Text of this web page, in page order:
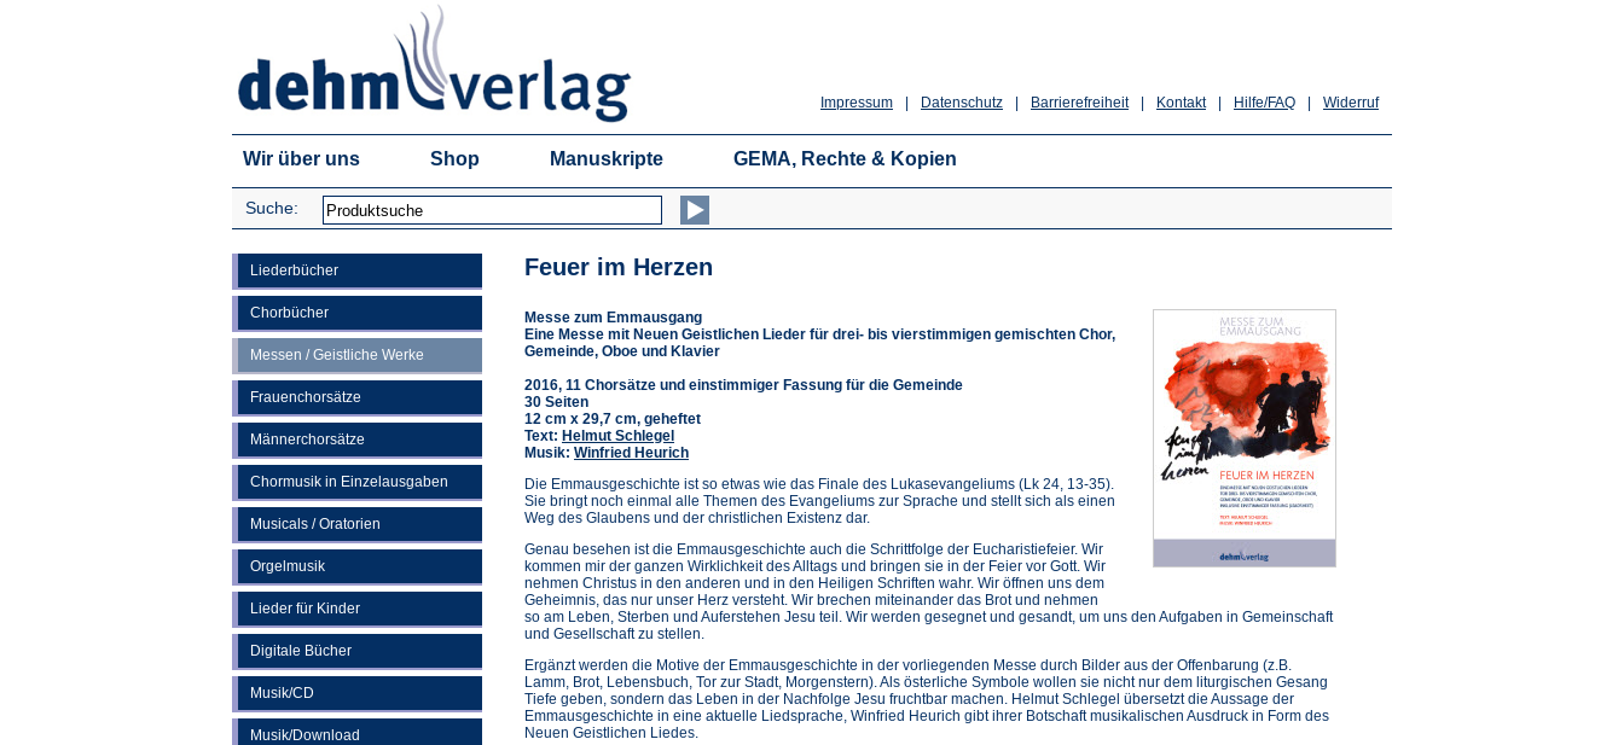
Widerruf
Hilfe/FAQ
Kontakt
Barrierefreiheit
Datenschutz
Impressum
Wir über uns Shop Manuskripte GEMA, Rechte & Kopien
Suche:
Liederbücher
Chorbücher
Messen / Geistliche Werke
Frauenchorsätze
Männerchorsätze
Chormusik in Einzelausgaben
Musicals / Oratorien
Orgelmusik
Lieder für Kinder
Digitale Bücher
Musik/CD
Musik/Download
Feuer im Herzen
Messe zum Emmausgang
Eine Messe mit Neuen Geistlichen Lieder für drei- bis vierstimmigen gemischten Chor,
Gemeinde, Oboe und Klavier
2016, 11 Chorsätze und einstimmiger Fassung für die Gemeinde
30 Seiten
12 cm x 29,7 cm, geheftet
Text: Helmut Schlegel
Musik: Winfried Heurich
Die Emmausgeschichte ist so etwas wie das Finale des Lukasevangeliums (Lk 24, 13-35).
Sie bringt noch einmal alle Themen des Evangeliums zur Sprache und stellt sich als einen
Weg des Glaubens und der christlichen Existenz dar.
Genau besehen ist die Emmausgeschichte auch die Schrittfolge der Eucharistiefeier. Wir
kommen mir der ganzen Wirklichkeit des Alltags und bringen sie in der Feier vor Gott. Wir
nehmen Christus in den anderen und in den Heiligen Schriften wahr. Wir öffnen uns dem
Geheimnis, das nur unser Herz versteht. Wir brechen miteinander das Brot und nehmen
so am Leben, Sterben und Auferstehen Jesu teil. Wir werden gesegnet und gesandt, um uns den Aufgaben in Gemeinschaft
und Gesellschaft zu stellen.
Ergänzt werden die Motive der Emmausgeschichte in der vorliegenden Messe durch Bilder aus der Offenbarung (z.B.
Lamm, Brot, Lebensbuch, Tor zur Stadt, Morgenstern). Als österliche Symbole wollen sie nicht nur dem liturgischen Gesang
Tiefe geben, sondern das Leben in der Nachfolge Jesu fruchtbar machen. Helmut Schlegel übersetzt die Aussage der
Emmausgeschichte in eine aktuelle Liedsprache, Winfried Heurich gibt ihrer Botschaft musikalischen Ausdruck in Form des
Neuen Geistlichen Liedes.